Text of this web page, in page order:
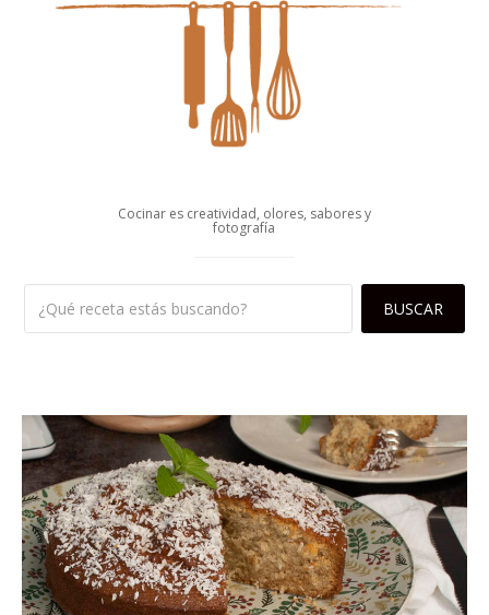
Cocinar es creatividad, olores, sabores y
fotografía